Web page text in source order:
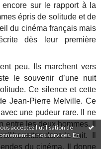
acceptez l'utilisation de
de nos services. En
sur le rapport à la
épris de solitude et de
du cinéma français mais
dès leur première
peu. Ils marchent vers
le souvenir d’une nuit
Ce silence et cette
Jean-Pierre Melville. Ce
une pudeur rare. Il ne
entre les deux hommes. Il
dans la nuit. Il
du cinéma. Il donne